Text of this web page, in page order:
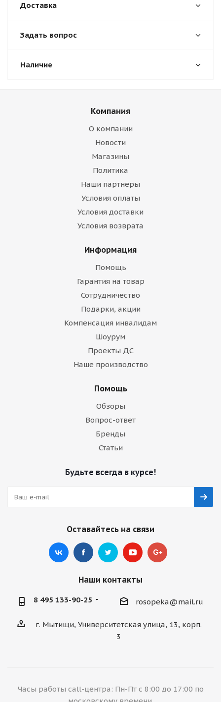
Доставка
Задать вопрос
Наличие
Компания
О компании
Новости
Магазины
Политика
Наши партнеры
Условия оплаты
Условия доставки
Условия возврата
Информация
Помощь
Гарантия на товар
Сотрудничество
Подарки, акции
Компенсация инвалидам
Шоурум
Проекты ДС
Наше производство
Помощь
Обзоры
Вопрос-ответ
Бренды
Статьи
Будьте всегда в курсе!
Оставайтесь на связи
Наши контакты
8 495 133-90-25 rosopeka@mail.ru
г. Мытищи, Университетская улица, 13, корп.
3
Часы работы call-центра: Пн-Пт с 8:00 до 17:00 по